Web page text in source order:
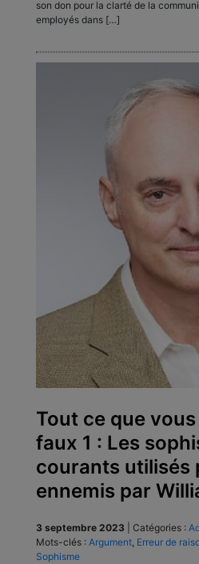
son don pour la clarté de la
employés dans […]
Tout ce que
faux 1 : Les
courants utilisés
ennemis par
3 septembre 2023 Catégories :
Mots-clés : Argument, Erreur de
Sophisme